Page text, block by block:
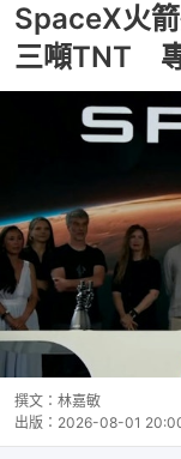
SpaceX火
三噸TNT
撰文： 林嘉敏
出版： 2026-08-01